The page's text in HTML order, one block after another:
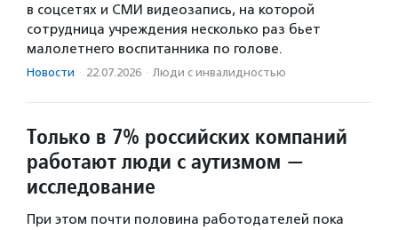
в соцсетях и СМИ видеозапись, на которой
сотрудница учреждения несколько раз бьет
малолетнего воспитанника по голове.
Новости · 22.07.2026 · Люди с инвалидностью
Только в 7% российских компаний
работают люди с аутизмом —
исследование
При этом почти половина работодателей пока